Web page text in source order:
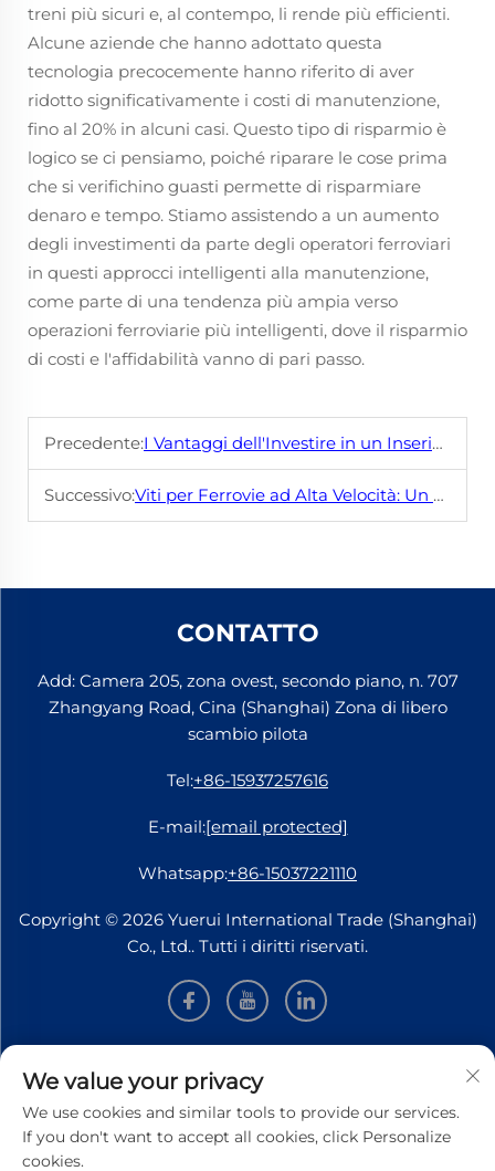
treni più sicuri e, al contempo, li rende più efficienti.
Alcune aziende che hanno adottato questa
tecnologia precocemente hanno riferito di aver
ridotto significativamente i costi di manutenzione,
fino al 20% in alcuni casi. Questo tipo di risparmio è
logico se ci pensiamo, poiché riparare le cose prima
che si verifichino guasti permette di risparmiare
denaro e tempo. Stiamo assistendo a un aumento
degli investimenti da parte degli operatori ferroviari
in questi approcci intelligenti alla manutenzione,
come parte di una tendenza più ampia verso
operazioni ferroviarie più intelligenti, dove il risparmio
di costi e l'affidabilità vanno di pari passo.
Precedente:I Vantaggi dell'Investire in un Inserimento Sotterraneo ad Alta Precisione
Successivo:Viti per Ferrovie ad Alta Velocità: Un Elemento Essenziale per Ferrovie Sicure ed Efficienti
CONTATTO
Add: Camera 205, zona ovest, secondo piano, n. 707
Zhangyang Road, Cina (Shanghai) Zona di libero
scambio pilota
Tel:+86-15937257616
E-mail:[email protected]
Whatsapp:+86-15037221110
Copyright © 2026 Yuerui International Trade (Shanghai)
Co., Ltd.. Tutti i diritti riservati.
INFORMAZIONI
Iscriviti per ricevere la nostra newsletter settimanale
We value your privacy
We use cookies and similar tools to provide our services.
If you don't want to accept all cookies, click Personalize
cookies.